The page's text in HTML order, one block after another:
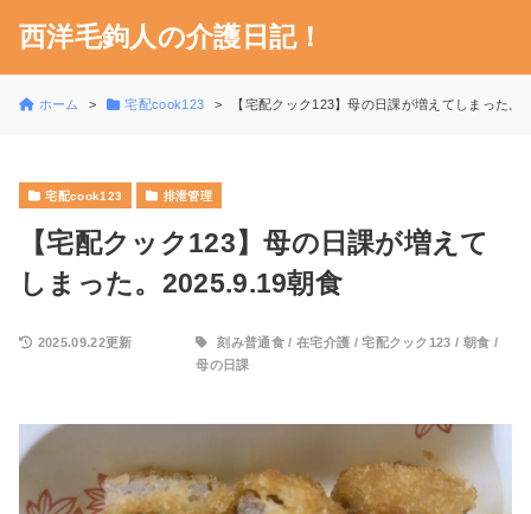
西洋毛鉤人の介護日記！
ホーム 宅配cook123 【宅配クック123】母の日課が増えてしまった。
宅配cook123 排泄管理
【宅配クック123】母の日課が増えて
しまった。2025.9.19朝食
2025.09.22更新 刻み普通食/ 在宅介護 /宅配クック123 / 朝食 /
母の日課